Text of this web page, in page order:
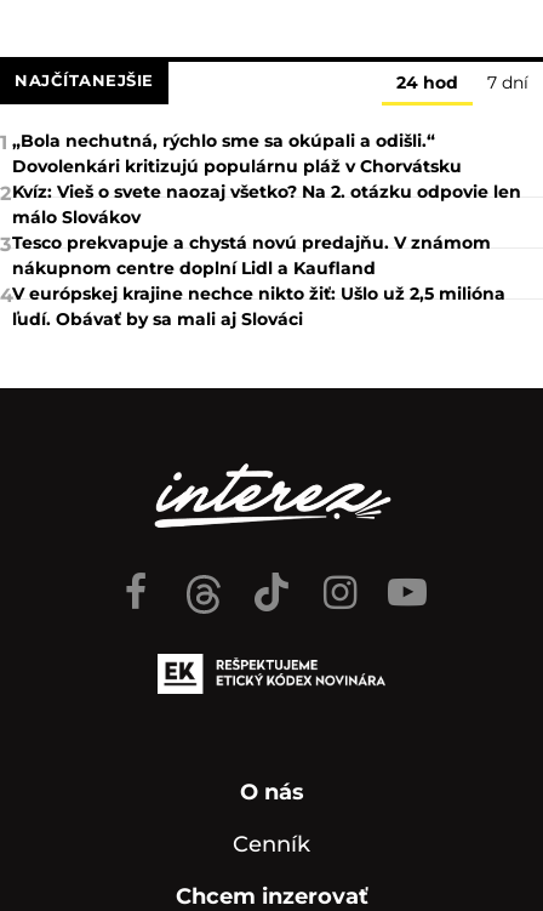
NAJČÍTANEJŠIE 24 hod 7 dní
1 „Bola nechutná, rýchlo sme sa okúpali a odišli.“
Dovolenkári kritizujú populárnu pláž v Chorvátsku
2Kvíz: Vieš o svete naozaj všetko? Na 2. otázku odpovie len
málo Slovákov
3Tesco prekvapuje a chystá novú predajňu. V známom
nákupnom centre doplní Lidl a Kaufland
4V európskej krajine nechce nikto žiť: Ušlo už 2,5 milióna
ľudí. Obávať by sa mali aj Slováci
O nás
Cenník
Chcem inzerovať